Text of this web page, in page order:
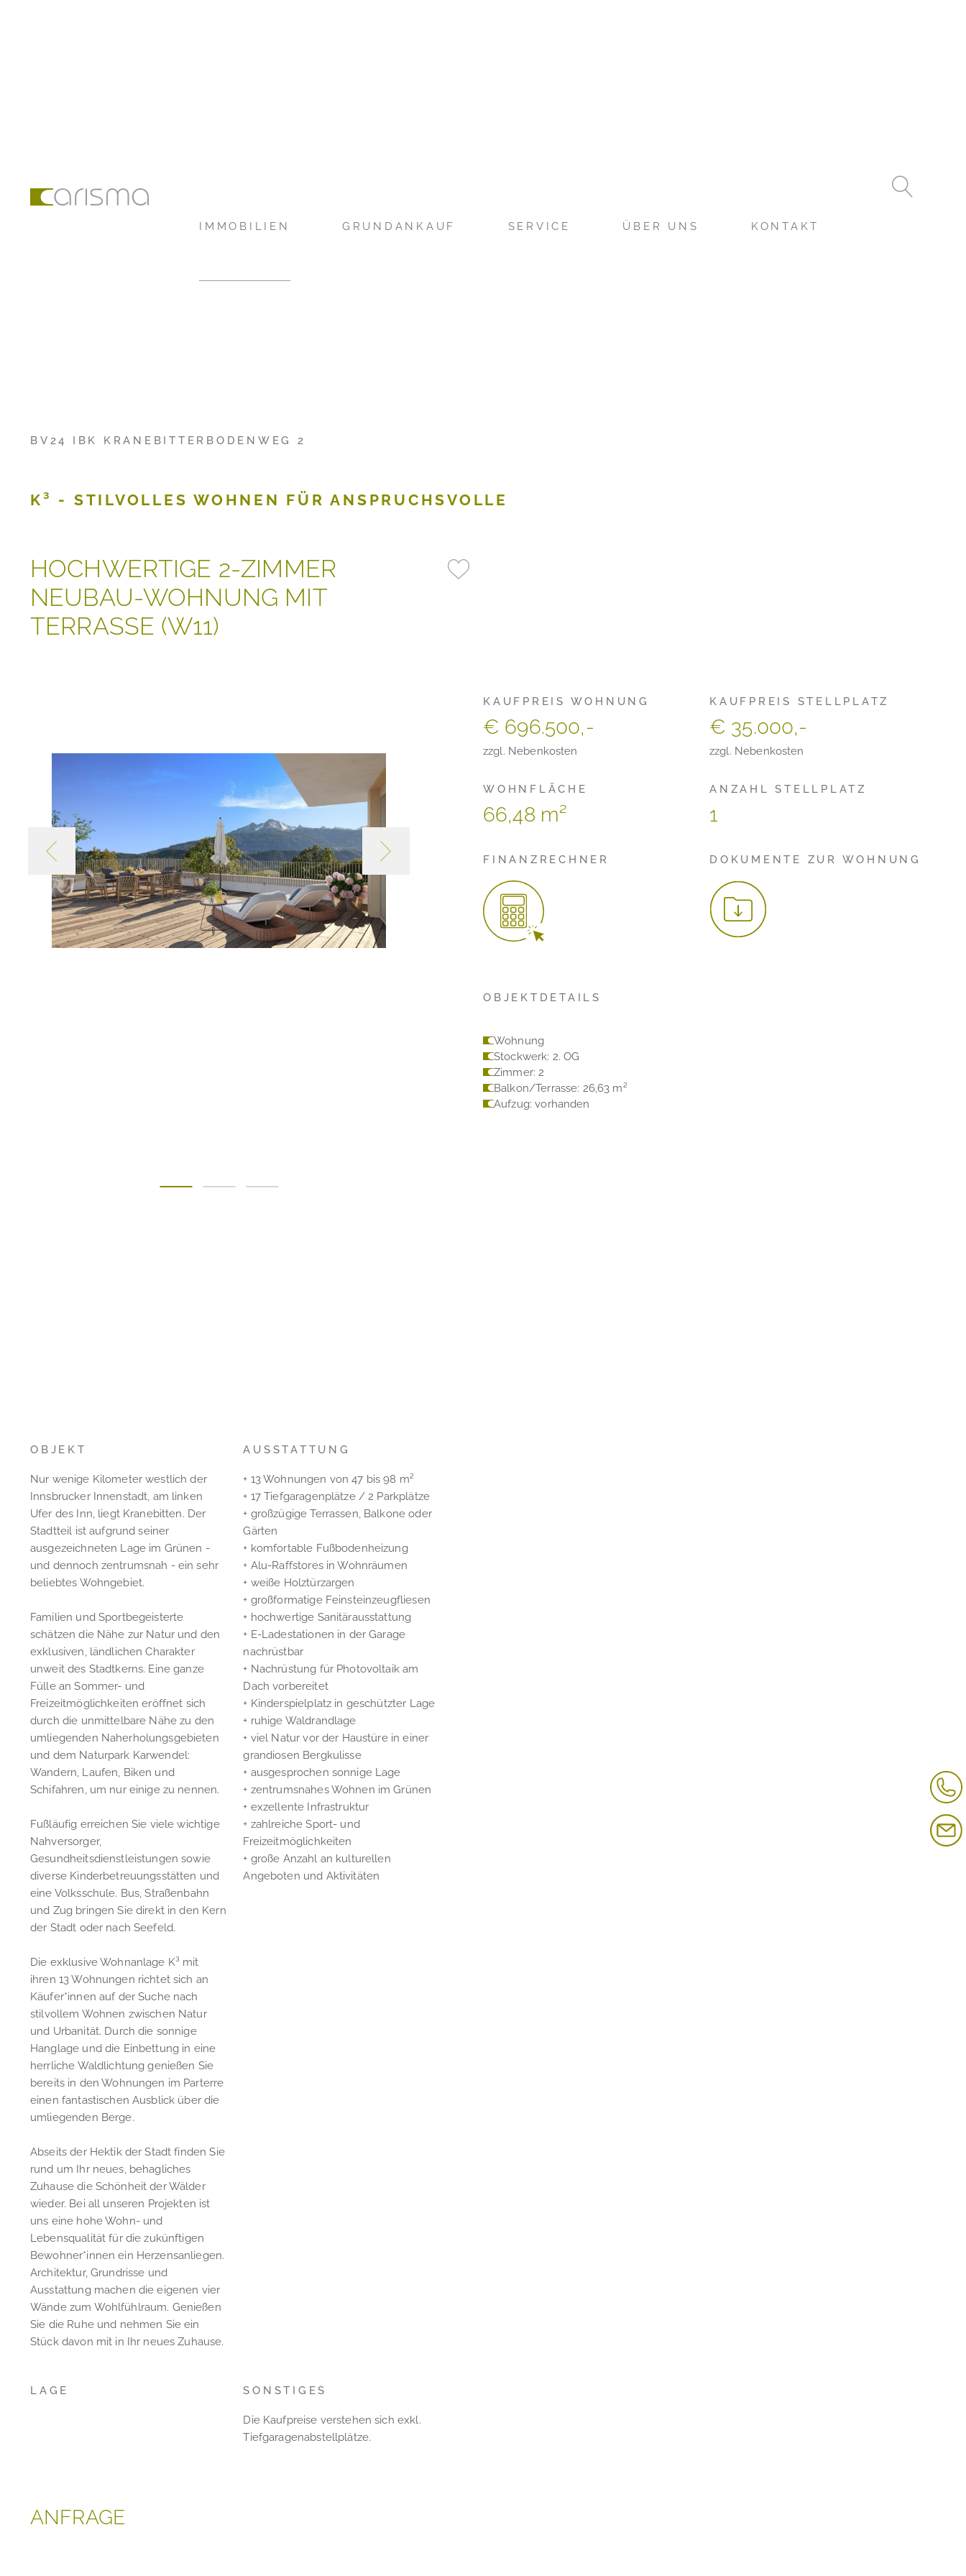
IMMOBILIEN GRUNDANKAUF SERVICE ÜBER UNS KONTAKT
BV24 IBK KRANEBITTERBODENWEG 2
K³ - STILVOLLES WOHNEN FÜR ANSPRUCHSVOLLE
HOCHWERTIGE 2-ZIMMER
NEUBAU-WOHNUNG MIT
TERRASSE (W11)
OBJEKT
Nur wenige Kilometer westlich der
Innsbrucker Innenstadt, am linken
Ufer des Inn, liegt Kranebitten. Der
Stadtteil ist aufgrund seiner
ausgezeichneten Lage im Grünen -
und dennoch zentrumsnah - ein sehr
beliebtes Wohngebiet.
Familien und Sportbegeisterte
schätzen die Nähe zur Natur und den
exklusiven, ländlichen Charakter
unweit des Stadtkerns. Eine ganze
Fülle an Sommer- und
Freizeitmöglichkeiten eröffnet sich
durch die unmittelbare Nähe zu den
umliegenden Naherholungsgebieten
und dem Naturpark Karwendel:
Wandern, Laufen, Biken und
Schifahren, um nur einige zu nennen.
Fußläufig erreichen Sie viele wichtige
Nahversorger,
Gesundheitsdienstleistungen sowie
diverse Kinderbetreuungsstätten und
eine Volksschule. Bus, Straßenbahn
und Zug bringen Sie direkt in den Kern
der Stadt oder nach Seefeld.
Die exklusive Wohnanlage K³ mit
ihren 13 Wohnungen richtet sich an
Käufer*innen auf der Suche nach
stilvollem Wohnen zwischen Natur
und Urbanität. Durch die sonnige
Hanglage und die Einbettung in eine
herrliche Waldlichtung genießen Sie
bereits in den Wohnungen im Parterre
einen fantastischen Ausblick über die
umliegenden Berge.
Abseits der Hektik der Stadt finden Sie
rund um Ihr neues, behagliches
Zuhause die Schönheit der Wälder
wieder. Bei all unseren Projekten ist
uns eine hohe Wohn- und
Lebensqualität für die zukünftigen
Bewohner*innen ein Herzensanliegen.
Architektur, Grundrisse und
Ausstattung machen die eigenen vier
Wände zum Wohlfühlraum. Genießen
Sie die Ruhe und nehmen Sie ein
Stück davon mit in Ihr neues Zuhause.
AUSSTATTUNG
+ 13 Wohnungen von 47 bis 98 m²
+ 17 Tiefgaragenplätze / 2 Parkplätze
+ großzügige Terrassen, Balkone oder
Gärten
+ komfortable Fußbodenheizung
+ Alu-Raffstores in Wohnräumen
+ weiße Holztürzargen
+ großformatige Feinsteinzeugfliesen
+ hochwertige Sanitärausstattung
+ E-Ladestationen in der Garage
nachrüstbar
+ Nachrüstung für Photovoltaik am
Dach vorbereitet
+ Kinderspielplatz in geschützter Lage
+ ruhige Waldrandlage
+ viel Natur vor der Haustüre in einer
grandiosen Bergkulisse
+ ausgesprochen sonnige Lage
+ zentrumsnahes Wohnen im Grünen
+ exzellente Infrastruktur
+ zahlreiche Sport- und
Freizeitmöglichkeiten
+ große Anzahl an kulturellen
Angeboten und Aktivitäten
LAGE SONSTIGES
Die Kaufpreise verstehen sich exkl.
Tiefgaragenabstellplätze.
KAUFPREIS WOHNUNG
€ 696.500,-
zzgl. Nebenkosten
WOHNFLÄCHE
66,48 m²
FINANZRECHNER
KAUFPREIS STELLPLATZ
€ 35.000,-
zzgl. Nebenkosten
ANZAHL STELLPLATZ
1
DOKUMENTE ZUR WOHNUNG
OBJEKTDETAILS
Wohnung
Stockwerk: 2. OG
Zimmer: 2
Balkon/Terrasse: 26,63 m²
Aufzug: vorhanden
ANFRAGE